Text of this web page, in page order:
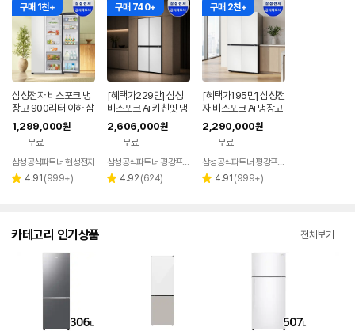
구매 1천+
삼성전자 비스포크 냉
장고 900리터 이하 삼
성냉장고 양문형 852
L 코타화이트 AI인버
1,299,000원
무료
삼성공식파트너 현성전자
별 4.91 리
(999+)
구매 740+
[혜택가229만] 삼성
비스포크 Ai 키친핏 냉
장고 4도어 640 리터
RM70F63R2A
2,606,000원
무료
삼성공식파트너 평강프라자
별 4.92 리
(624)
구매 2천+
[혜택가195만] 삼성전
자 비스포크 Ai 냉장고
1등급 4도어 905L 대
용량 RM70F90R1Z
D 에센셜화이트
2,290,000원
무료
삼성공식파트너 평강프라자
별 4.91 리
(999+)
카테고리 인기상품 전체보기